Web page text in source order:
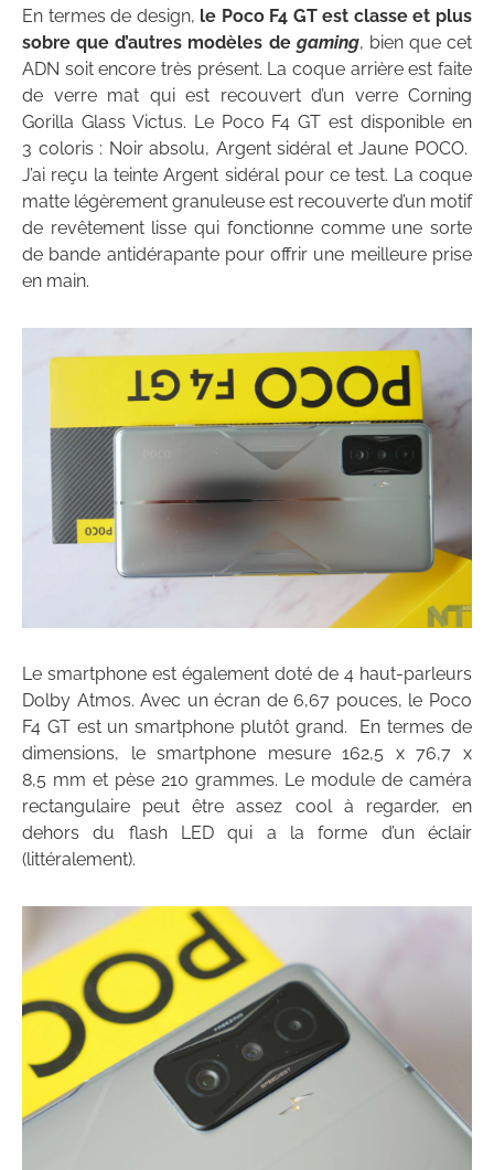
En termes de design, le Poco F4 GT est classe et plus
sobre que d’autres modèles de gaming, bien que cet
ADN soit encore très présent. La coque arrière est faite
de verre mat qui est recouvert d’un verre Corning
Gorilla Glass Victus. Le Poco F4 GT est disponible en
3 coloris : Noir absolu, Argent sidéral et Jaune POCO.
J’ai reçu la teinte Argent sidéral pour ce test. La coque
matte légèrement granuleuse est recouverte d’un motif
de revêtement lisse qui fonctionne comme une sorte
de bande antidérapante pour offrir une meilleure prise
en main.
Le smartphone est également doté de 4 haut-parleurs
Dolby Atmos. Avec un écran de 6,67 pouces, le Poco
F4 GT est un smartphone plutôt grand. En termes de
dimensions, le smartphone mesure 162,5 x 76,7 x
8,5 mm et pèse 210 grammes. Le module de caméra
rectangulaire peut être assez cool à regarder, en
dehors du flash LED qui a la forme d’un éclair
(littéralement).